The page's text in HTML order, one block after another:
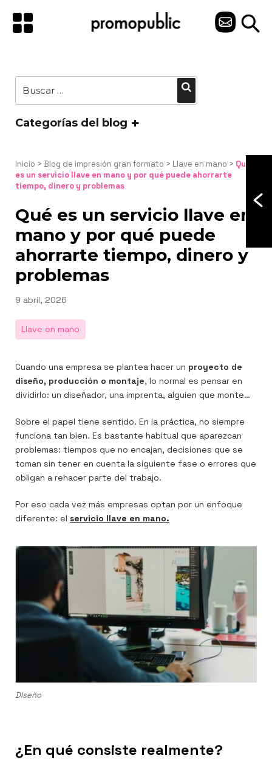
contenido
C
T
por:
Categorías del blog
Inicio > Blog de impresión gran formato > Llave en mano > Qué
es un servicio llave en mano y por qué puede ahorrarte
tiempo, dinero y problemas
Qué es un servicio llave en
mano y por qué puede
ahorrarte tiempo, dinero y
problemas
Publicado
9 abril, 2026
Llave en mano
Cuando una empresa se plantea hacer un proyecto de
diseño, producción o montaje, lo normal es pensar en
dividirlo: un diseñador, una imprenta, alguien que monte…
Sobre el papel tiene sentido. En la práctica, no siempre
funciona tan bien. Es bastante habitual que aparezcan
problemas: tiempos que no encajan, decisiones que se
toman sin tener en cuenta la siguiente fase o errores que
obligan a rehacer parte del trabajo.
Por eso cada vez más empresas optan por un enfoque
diferente: el servicio llave en mano.
DIseño
¿En qué consiste realmente?